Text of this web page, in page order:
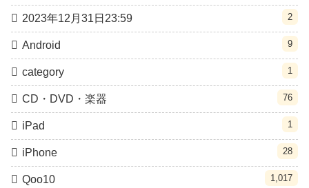
2023年12月31日23:59 2
Android 9
category 1
CD・DVD・楽器 76
iPad 1
iPhone 28
Qoo10 1,017